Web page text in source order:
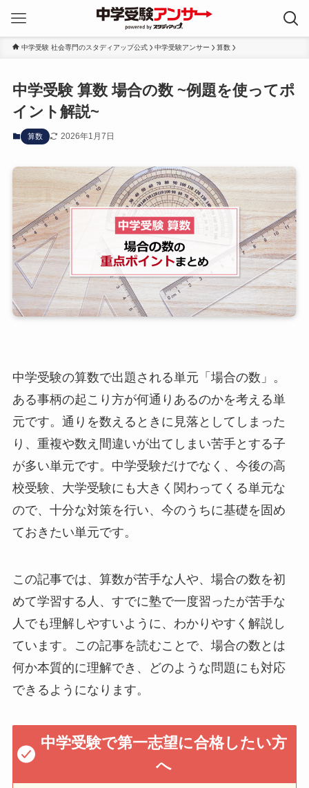
中学受験 社会専門のスタディアップ公式 中学受験アンサー 算数
中学受験 算数 場合の数 ~例題を使ってポ
イント解説~
算数 2026年1月7日
中学受験の算数で出題される単元「場合の数」。
ある事柄の起こり方が何通りあるのかを考える単
元です。通りを数えるときに見落としてしまった
り、重複や数え間違いが出てしまい苦手とする子
が多い単元です。中学受験だけでなく、今後の高
校受験、大学受験にも大きく関わってくる単元な
ので、十分な対策を行い、今のうちに基礎を固め
ておきたい単元です。
この記事では、算数が苦手な人や、場合の数を初
めて学習する人、すでに塾で一度習ったが苦手な
人でも理解しやすいように、わかりやすく解説し
ています。この記事を読むことで、場合の数とは
何か本質的に理解でき、どのような問題にも対応
できるようになります。
中学受験で第一志望に合格したい方
へ